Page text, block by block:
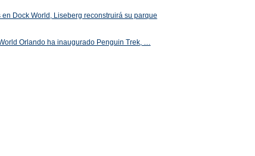
Dock World, Liseberg reconstruirá su parque
Orlando ha inaugurado Penguin Trek, …